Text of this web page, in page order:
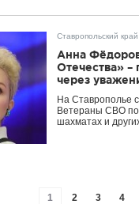
Ставропольский край
Анна
Отечества»
через
На Ставрополье
Ветераны СВО
шахматах и
1 2 3 4